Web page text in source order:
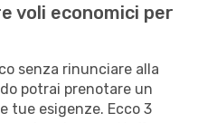
voli economici per
senza rinunciare alla
potrai prenotare un
tue esigenze. Ecco 3